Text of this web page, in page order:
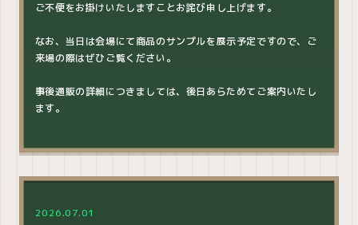
ご不便をお掛けいたしますことお詫び申し上げます。
なお、当日は会場にて商品のサンプルを展示予定ですので、ご
来場の際はぜひご覧ください。
事後通販の詳細につきましては、後日あらためてご案内いたし
ます。
2026.07.01